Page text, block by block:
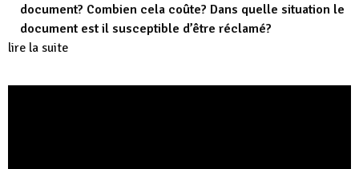
document? Combien cela coûte? Dans quelle situation le
document est il susceptible d’être réclamé?
lire la suite